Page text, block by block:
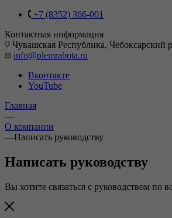
+7 (8352) 366-001
Контактная информация
Чувашская Республика, Чебоксарский
info@plemrabota.ru
Вконтакте
YouTube
Главная
—
О компании
—Написать руководству
Написать руководству
Вы хотите связаться с руководством